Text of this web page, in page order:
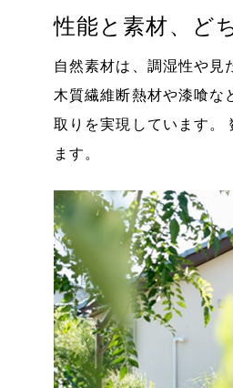
性能と素材、ど
自然素材は、調湿性や見
木質繊維断熱材や漆喰な
取りを実現しています。
ます。